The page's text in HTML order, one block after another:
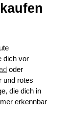
dich vor
oder
und rotes
die dich in
erkennbar